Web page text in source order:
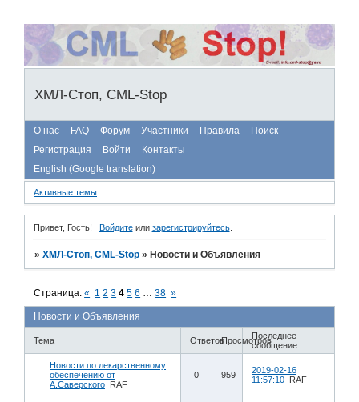
ХМЛ-Стоп, CML-Stop
О нас FAQ Форум Участники Правила
Поиск
Регистрация
Войти
Контакты
English (Google translation)
Активные темы
Привет, Гость! Войдитеили зарегистрируйтесь.
»ХМЛ-Стоп, CML-Stop » Новости и Объявления
Новости и Объявления
Страница:« 1 2 3 4 5 6 … 38 »
Тема ОтветовПросмотровПоследнее
сообщение
Новости по лекарственному
обеспечению от
А.Саверского RAF
0 959
2019-02-16
11:57:10 RAF